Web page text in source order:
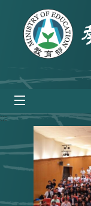
跳到主要內容區塊
:::